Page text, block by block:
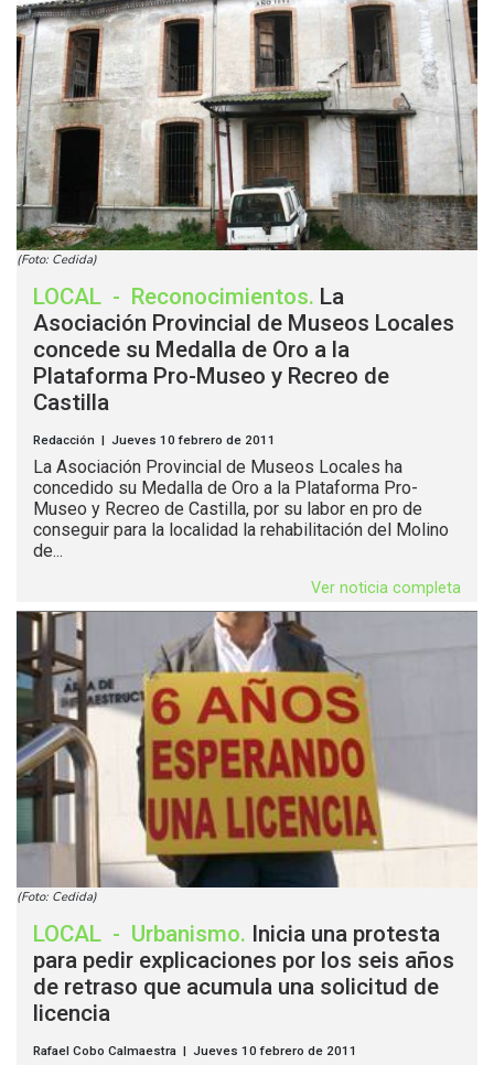
(Foto: Cedida)
LOCAL - Reconocimientos. La
Asociación Provincial de Museos Locales
concede su Medalla de Oro a la
Plataforma Pro-Museo y Recreo de
Castilla
Redacción | Jueves 10 febrero de 2011
La Asociación Provincial de Museos Locales ha
concedido su Medalla de Oro a la Plataforma Pro-
Museo y Recreo de Castilla, por su labor en pro de
conseguir para la localidad la rehabilitación del Molino
de...
Ver noticia completa
(Foto: Cedida)
LOCAL - Urbanismo. Inicia una protesta
para pedir explicaciones por los seis años
de retraso que acumula una solicitud de
licencia
Rafael Cobo Calmaestra | Jueves 10 febrero de 2011